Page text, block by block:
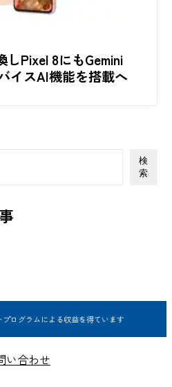
Pixel 8にもGemini
イスAI機能を搭載へ
検
索
ログラムによる収益を得ています
い合わせ